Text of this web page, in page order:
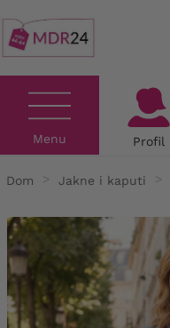
Menu Profil
Dom Jakne i kaputi